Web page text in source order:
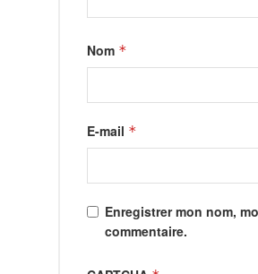
Nom *
E-mail *
Enregistrer mon nom,
commentaire.